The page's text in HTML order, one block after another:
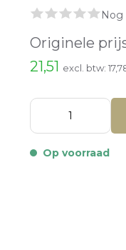
Nog
Originele
21,51 excl. btw:
Op voorraad